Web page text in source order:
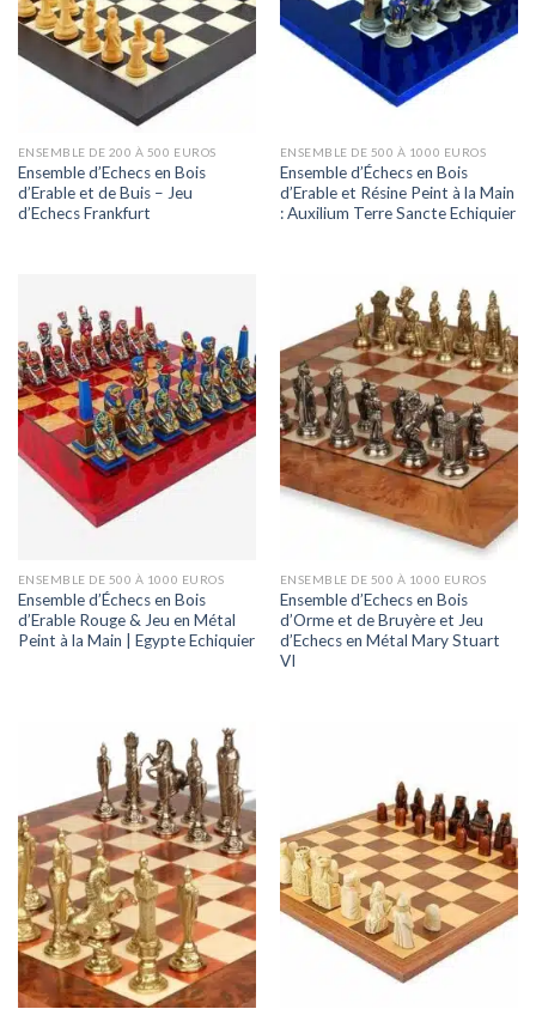
ENSEMBLE DE 200 À 500 EUROS
Ensemble d’Echecs en Bois
d’Erable et de Buis – Jeu
d’Echecs Frankfurt
ENSEMBLE DE 500 À 1000 EUROS
Ensemble d’Échecs en Bois
d’Erable et Résine Peint à la Main
: Auxilium Terre Sancte Echiquier
ENSEMBLE DE 500 À 1000 EUROS
Ensemble d’Échecs en Bois
d’Erable Rouge & Jeu en Métal
Peint à la Main | Egypte Echiquier
ENSEMBLE DE 500 À 1000 EUROS
Ensemble d’Echecs en Bois
d’Orme et de Bruyère et Jeu
d’Echecs en Métal Mary Stuart
VI